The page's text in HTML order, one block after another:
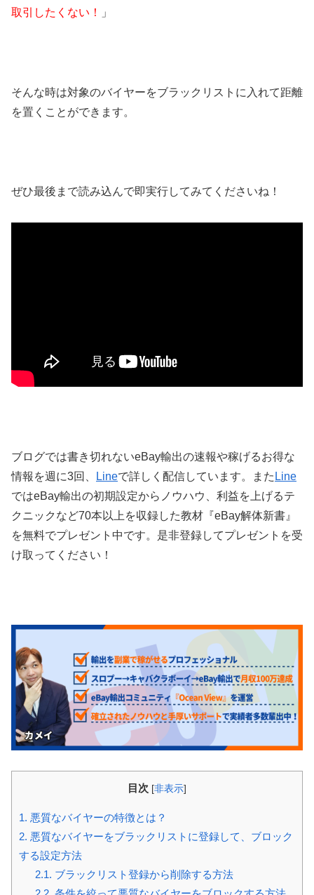
取引したくない！
」
そんな時は対象のバイヤーをブラックリストに入れて距離
を置くことができます。
ぜひ最後まで読み込んで即実行してみてくださいね！
ブログでは書き切れないeBay輸出の速報や稼げるお得な
情報を週に3回、
Lineで詳しく配信しています。また Line
ではeBay輸出の初期設定からノウハウ、利益を上げるテ
クニックなど70本以上を収録した教材『eBay解体新書』
を無料でプレゼント中です。是非登録してプレゼントを受
け取ってください！
目次 [非表示]
1. 悪質なバイヤーの特徴とは？
2. 悪質なバイヤーをブラックリストに登録して、ブロック
する設定方法
2.1. ブラックリスト登録から削除する方法